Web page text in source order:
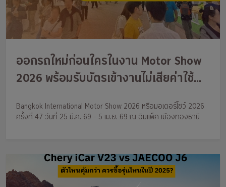
ออกรถใหม่ก่อนใครในงาน Motor Show
2026 พร้อมรับบัตรเข้างานไม่เสียค่าใช้
Bangkok International Motor Show 2026 หรือมอเตอร์โชว์ 2026
ครั้งที่ 47 วันที่ 25 มี.ค. 69 – 5 เม.ย. 69 ณ อิมแพ็ค เมืองทองธานี